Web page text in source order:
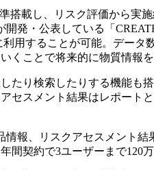
搭載し、リスク評価から実
発・公表している「
用することが可能。デー
ことで将来的に物質情報
り検索したりする機能も
スメント結果はレポート
報、リスクアセスメント
契約で3ユーザーまで120万